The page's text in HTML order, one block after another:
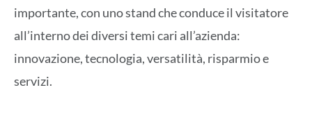
importante, con uno stand che conduce il visitatore
all’interno dei diversi temi cari all’azienda:
innovazione, tecnologia, versatilità, risparmio e
servizi.